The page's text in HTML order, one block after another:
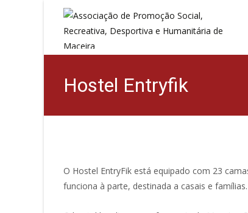
Hostel Entryfik
O Hostel EntryFik está equipado com 23
funciona à parte, destinada a casais e